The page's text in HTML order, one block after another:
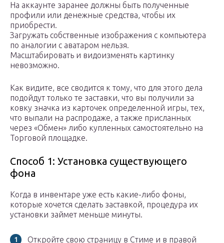
На аккаунте заранее должны быть полученные
профили или денежные средства, чтобы их
приобрести.
Загружать собственные изображения с компьютера
по аналогии с аватаром нельзя.
Масштабировать и видоизменять картинку
невозможно.
Как видите, все сводится к тому, что для этого дела
подойдут только те заставки, что вы получили за
ковку значка из карточек определенной игры, тех,
что выпали на распродаже, а также присланных
через «Обмен» либо купленных самостоятельно на
Торговой площадке.
Способ 1: Установка существующего
фона
Когда в инвентаре уже есть какие-либо фоны,
которые хочется сделать заставкой, процедура их
установки займет меньше минуты.
Откройте свою страницу в Стиме и в правой